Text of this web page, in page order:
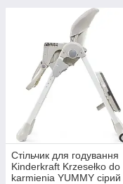
Стільчик для годування
Kinderkraft Krzesełko do
karmienia YUMMY сірий